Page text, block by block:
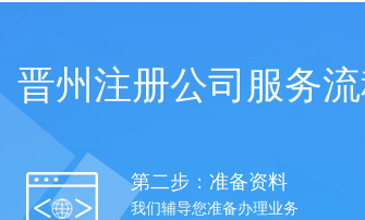
晋州注册公司服务
第二步：准备资料
我们辅导您准备办理业务